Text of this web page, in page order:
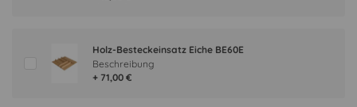
Holz-Besteckeinsatz Eiche BE60E
+ 71,00 €
Beschreibung